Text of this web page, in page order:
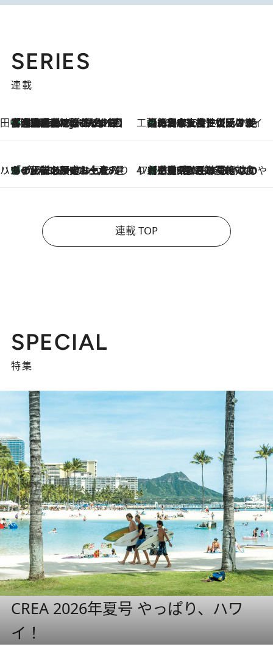
SERIES
連載
田中稲の勝手に再ブーム
4 Hours Ago
「湘南乃風に憧れて」観客大盛上がりの“タオル回し”に、ラッパー顔負けの高速歌唱まで…さだまさし（74）のアグレッシブすぎる現在地 工藤まやのおもてなしハワイ
2026.8.6
【ハワイ土産】ローカルの絶大な支持で復活！ 絶品の幻クッキー《元ファンの日本人女性が受け継いだ名店》
ハワイ賢者 リサのお気に入りリスト2026.8.6
あの伝説の限定トートも！ リニューアルした「ディーン＆デルーカ ハワイ」で必須のお土産8選 47都道府県の手みやげ ひんやりスイーツで夏を満喫
2026.8.6
【三重県】この夏絶対食べたい 冷やしておいしいおやつ3選 お餅×アイスの新感覚スイーツ
連載 TOP
SPECIAL
特集
CREA 2026年夏号 やっぱり、ハワ
イ！